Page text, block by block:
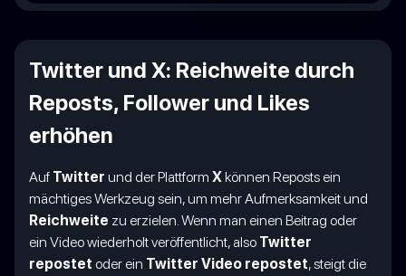
Twitter und X: Reichweite durch
Reposts, Follower und Likes
erhöhen
Auf Twitter und der Plattform Xkönnen Reposts ein
mächtiges Werkzeug sein, um mehr Aufmerksamkeit und
Reichweite zu erzielen. Wenn man einen Beitrag oder
ein Video wiederholt veröffentlicht, also Twitter
repostet oder ein Twitter Video repostet, steigt die